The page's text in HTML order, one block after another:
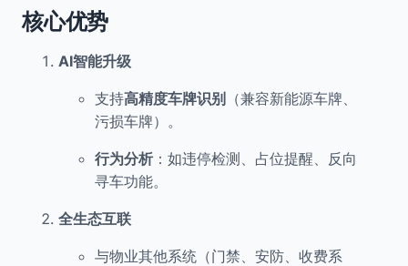
核心优势
AI智能升级
支持高精度车牌识别
（兼容新能源车牌、
污损车牌）。
行为分析 ：如违停检测、占位提醒、反向
寻车功能。
全生态互联
与物业其他系统（门禁、安防、收费系